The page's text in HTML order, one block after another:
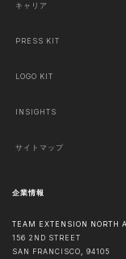
キャリア
PRESS KIT
LOGO KIT
INSIGHTS
サイトマップ
企業情報
TEAM EXTENSION NORTH
156 2ND STREET
SAN FRANCISCO, 94105